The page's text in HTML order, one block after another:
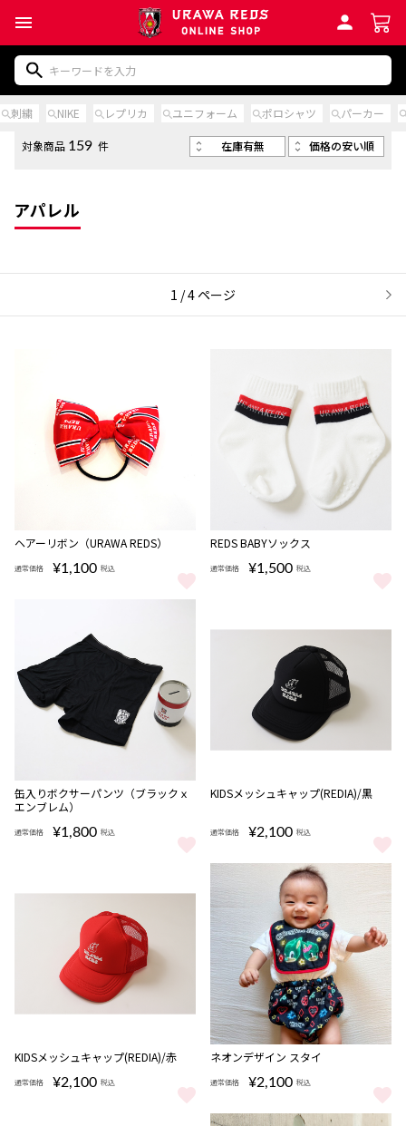
刺繍 NIKE レプリカ ユニフォーム ポロシャツ パーカー
アパレル
対象商品 159 件 在庫有無 価格の安い順
1 / 4 ページ 次
ヘアーリボン（URAWA REDS）
通常価格 ¥1,100 税込
ヘアーリボン（URAWA REDS） をもっと見る
REDS BABYソックス
通常価格 ¥1,500 税込
REDS BABYソックス をもっと見
缶入りボクサーパンツ（ブラックｘ
エンブレム）
通常価格 ¥1,800 税込
缶入りボクサーパンツ（ブラックｘエンブレム） をもっと見る
KIDSメッシュキャップ(REDIA)/黒
通常価格 ¥2,100 税込
KIDSメッシュキャップ(REDIA)/
KIDSメッシュキャップ(REDIA)/赤
通常価格 ¥2,100 税込
KIDSメッシュキャップ(REDIA)/赤 をもっと見る
ネオンデザイン スタイ
通常価格 ¥2,100 税込
ネオンデザイン スタイ をもっと